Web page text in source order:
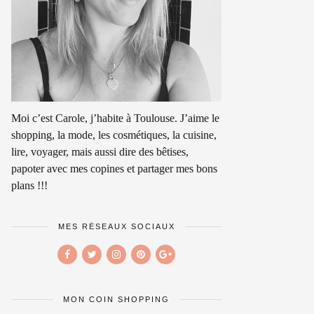
Moi c’est Carole, j’habite à Toulouse. J’aime le
shopping, la mode, les cosmétiques, la cuisine,
lire, voyager, mais aussi dire des bêtises,
papoter avec mes copines et partager mes bons
plans !!!
MES RÉSEAUX SOCIAUX
MON COIN SHOPPING